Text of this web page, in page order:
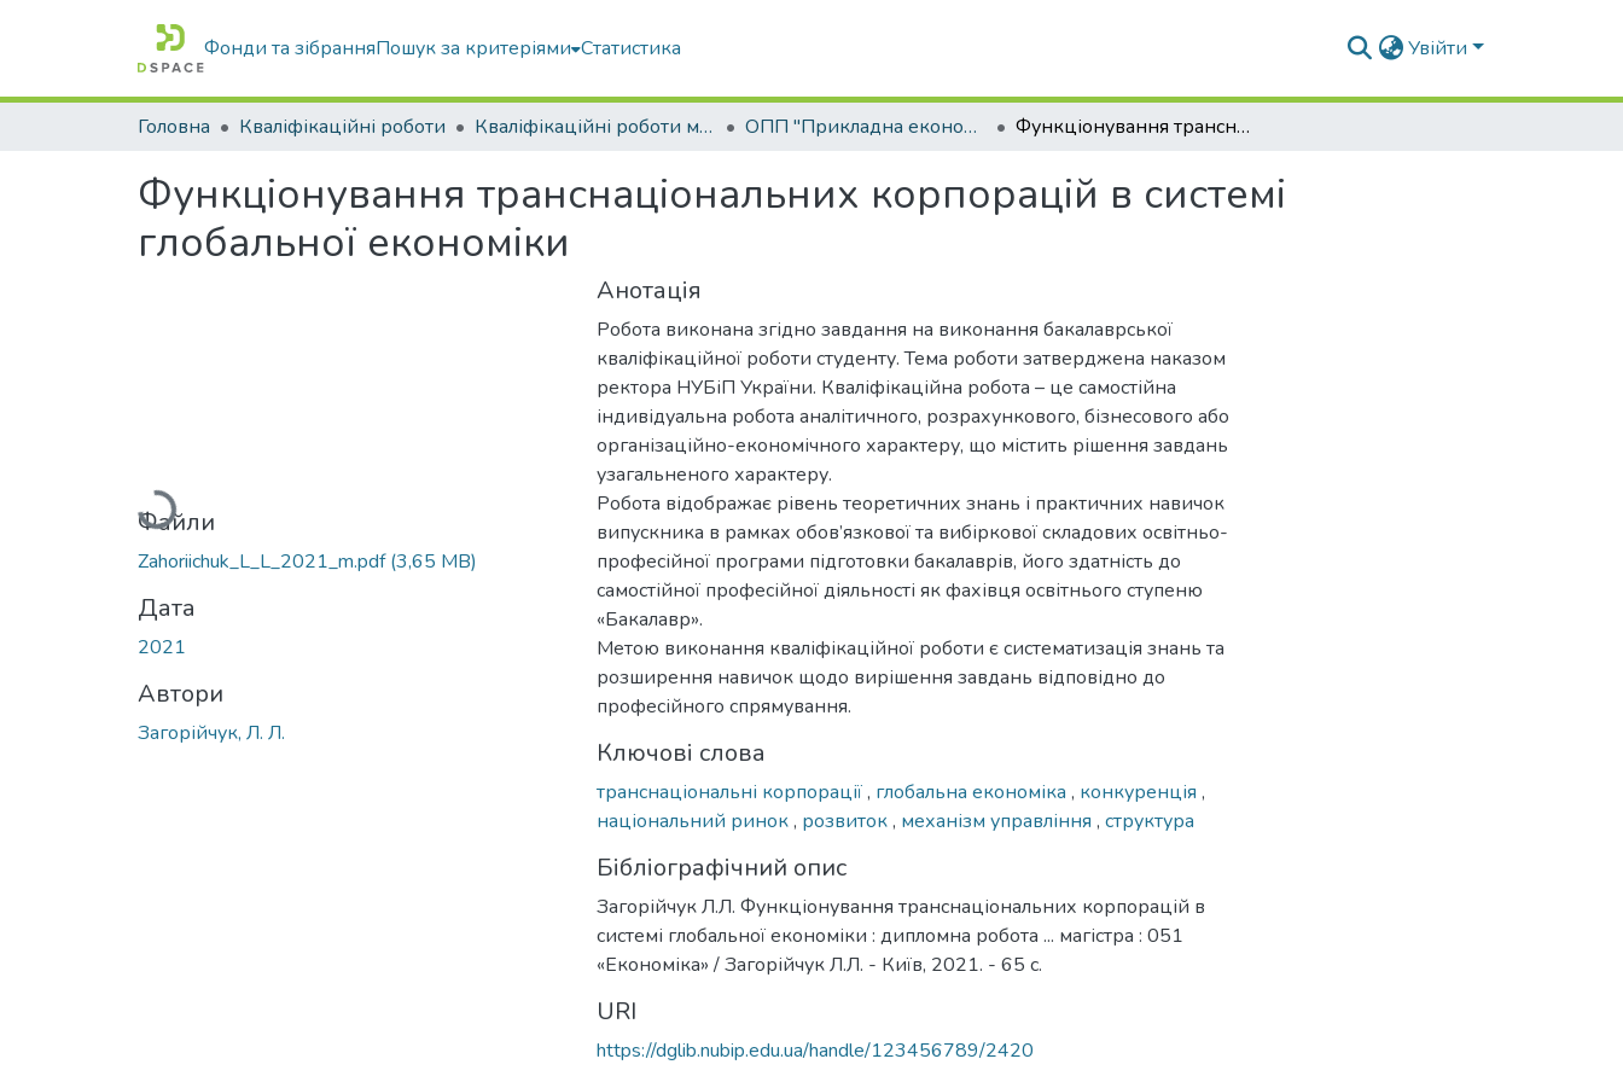
Фонди та зібранняПошук за критеріями Статистика Увійти
Головна Кваліфікаційні роботи Кваліфікаційні роботи магістрів ОПП "Прикладна економіка" Функціонування транснаціональних корпорацій в системі глобальної економіки
Функціонування транснаціональних корпорацій в системі
глобальної економіки
Вантажиться...
Файли
Zahoriichuk_L_L_2021_m.pdf(3,65 MB)
Дата
2021
Автори
Загорійчук, Л. Л.
Анотація
Робота виконана згідно завдання на виконання бакалаврської
кваліфікаційної роботи студенту. Тема роботи затверджена наказом
ректора НУБіП України. Кваліфікаційна робота – це самостійна
індивідуальна робота аналітичного, розрахункового, бізнесового або
організаційно-економічного характеру, що містить рішення завдань
узагальненого характеру.
Робота відображає рівень теоретичних знань і практичних навичок
випускника в рамках обов’язкової та вибіркової складових освітньо-
професійної програми підготовки бакалаврів, його здатність до
самостійної професійної діяльності як фахівця освітнього ступеню
«Бакалавр».
Метою виконання кваліфікаційної роботи є систематизація знань та
розширення навичок щодо вирішення завдань відповідно до
професійного спрямування.
Ключові слова
транснаціональні корпорації, глобальна економіка , конкуренція ,
національний ринок, розвиток, механізм управління , структура
Бібліографічний опис
Загорійчук Л.Л. Функціонування транснаціональних корпорацій в
системі глобальної економіки : дипломна робота ... магістра : 051
«Економіка» / Загорійчук Л.Л. - Київ, 2021. - 65 с.
URI
https://dglib.nubip.edu.ua/handle/123456789/2420